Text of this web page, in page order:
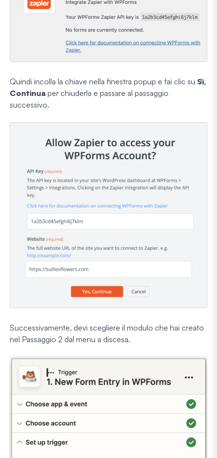
Quindi incolla la chiave nella finestra popup e fai clic su Sì,
Continua per chiuderla e passare al passaggio
successivo.
Successivamente, devi scegliere il modulo che hai creato
nel Passaggio 2 dal menu a discesa.